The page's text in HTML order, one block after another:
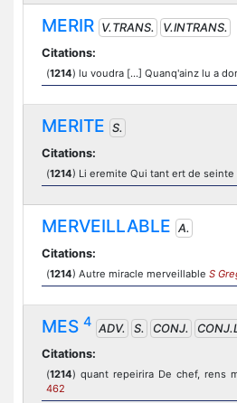
MERIR V.TRANS.
V.INTRANS.
Citations:
(1214) lu voudra [...] Quanq'ainz lu a
MERITE S.
Citations:
(1214) Li eremite Qui tant ert de seinte
MERVEILLABLE A.
Citations:
(1214) Autre miracle merveillable S
MES 4 ADV. S. CONJ.
Citations:
(1214) quant repeirira De chef, rens
462